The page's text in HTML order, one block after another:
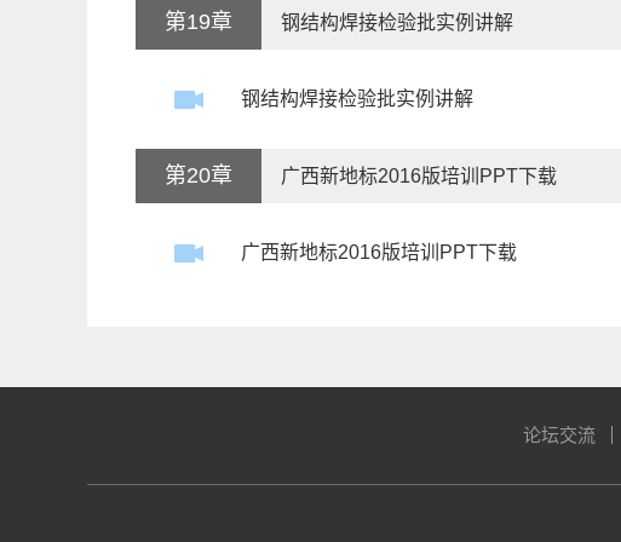
第19章 钢结构焊接检验批实例讲解
钢结构焊接检验批实例讲解
第20章 广西新地标2016版培训PPT下载
广西新地标2016版培训PPT下载
论坛交流